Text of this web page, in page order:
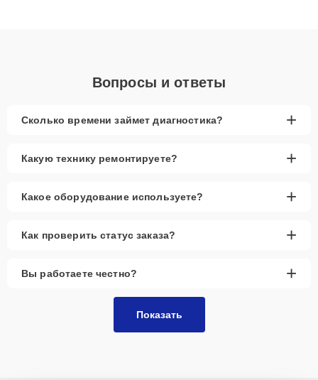
Вопросы и ответы
Сколько времени займет диагностика? +
Какую технику ремонтируете? +
Какое оборудование используете? +
Как проверить статус заказа? +
Вы работаете честно? +
Показать